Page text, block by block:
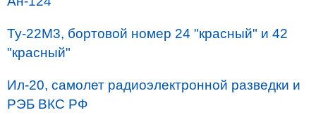
Ту-22М3, бортовой номер 24 "красный" и 42
"красный"
Ил-20, самолет радиоэлектронной разведки и
РЭБ ВКС РФ